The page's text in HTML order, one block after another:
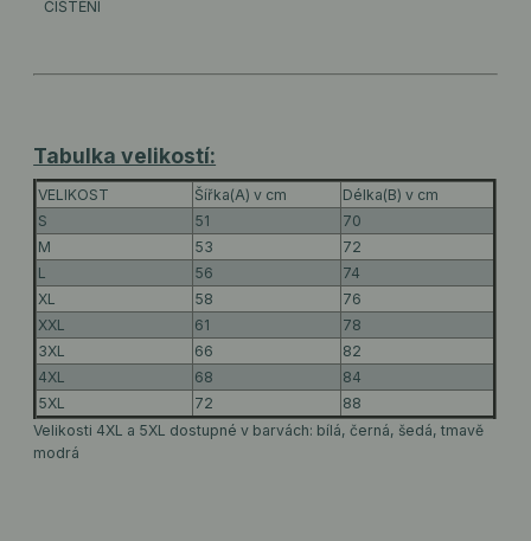
ČIŠTĚNÍ
Tabulka velikostí:
VELIKOST Šířka(A) v cm
Délka(B) v cm
S
51
70
M
53
72
L
56
74
XL
58
76
XXL
61
78
3XL
66
82
4XL
68
84
5XL
72
88
Velikosti 4XL a 5XL dostupné v barvách: bílá, černá, šedá, tmavě
modrá